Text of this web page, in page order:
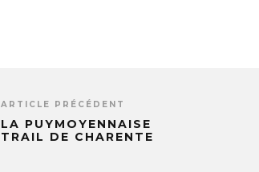
ARTICLE PRÉCÉDENT
LA PUYMOYENNAISE
TRAIL DE CHARENTE